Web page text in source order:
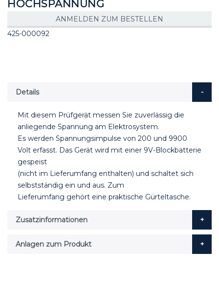
HOCHSPANNUNG
ANMELDEN ZUM BESTELLEN
425-000092
Details
Mit diesem Prüfgerät messen Sie zuverlässig die
anliegende Spannung am Elektrosystem.
Es werden Spannungsimpulse von 200 und 9900
Volt erfasst. Das Gerät wird mit einer 9V-Blockbatterie
gespeist
(nicht im Lieferumfang enthalten) und schaltet sich
selbstständig ein und aus. Zum
Lieferumfang gehört eine praktische Gürteltasche.
Zusatzinformationen
Anlagen zum Produkt